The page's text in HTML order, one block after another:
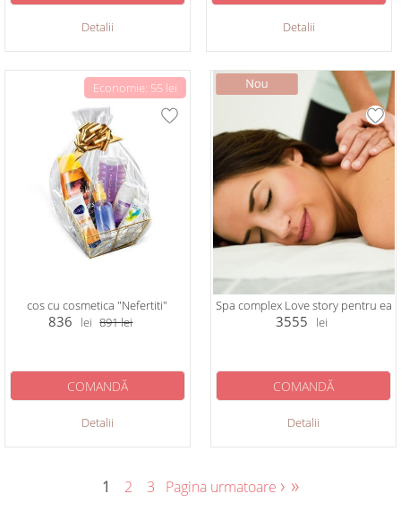
Detalii Detalii
Economie: 55 lei
cos cu cosmetica "Nefertiti"
836 lei 891lei
Detalii
COMANDĂ
Spa complex Love story pentru ea
3555 lei
Detalii
COMANDĂ
1 2 3 Pagina urmatoare › »